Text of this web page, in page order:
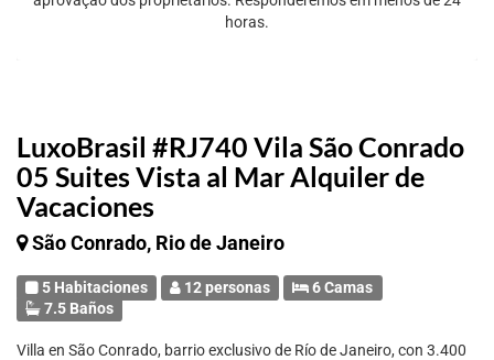
LuxoBrasil #RJ740 Vila São Conrado
05 Suites Vista al Mar Alquiler de
Vacaciones
São Conrado, Rio de Janeiro
5 Habitaciones 12 personas
6 Camas
7.5 Baños
Villa en São Conrado, barrio exclusivo de Río de Janeiro, con 3.400
horas.